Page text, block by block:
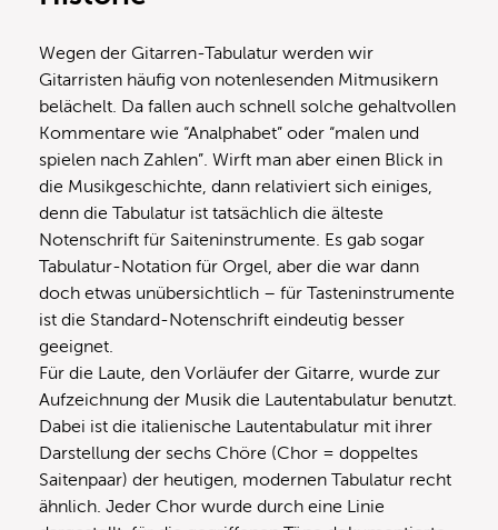
Wegen der Gitarren-Tabulatur werden wir
Gitarristen häufig von notenlesenden Mitmusikern
belächelt. Da fallen auch schnell solche gehaltvollen
Kommentare wie “Analphabet” oder “malen und
spielen nach Zahlen”. Wirft man aber einen Blick in
die Musikgeschichte, dann relativiert sich einiges,
denn die Tabulatur ist tatsächlich die älteste
Notenschrift für Saiteninstrumente. Es gab sogar
Tabulatur-Notation für Orgel, aber die war dann
doch etwas unübersichtlich – für Tasteninstrumente
ist die Standard-Notenschrift eindeutig besser
geeignet.
Für die Laute, den Vorläufer der Gitarre, wurde zur
Aufzeichnung der Musik die Lautentabulatur benutzt.
Dabei ist die italienische Lautentabulatur mit ihrer
Darstellung der sechs Chöre (Chor = doppeltes
Saitenpaar) der heutigen, modernen Tabulatur recht
ähnlich. Jeder Chor wurde durch eine Linie